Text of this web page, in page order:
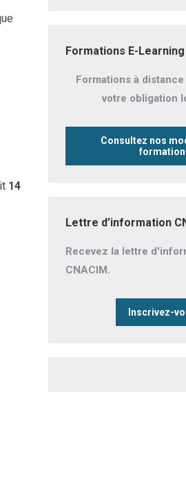
14
Formations E-Learning
Formations à
votre obligation
Consultez nos
formation
Lettre d’information
Recevez la lettre
CNACIM.
Inscrivez-